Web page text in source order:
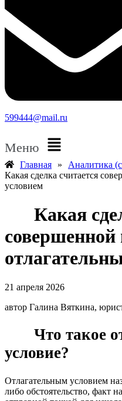
599444@mail.ru
Меню
Главная » Аналитика
Какая сделка считается
условием
Какая
совершенной
21 апреля 2026
автор Галина Вяткина,
Что такое
условие?
Отлагательным условием
либо обстоятельство, факт